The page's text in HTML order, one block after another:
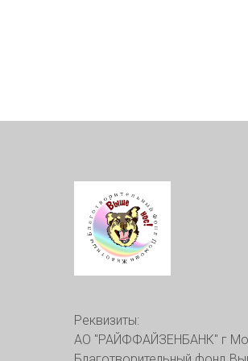
Реквизиты:
АО "РАЙФФАЙЗЕНБАНК" г